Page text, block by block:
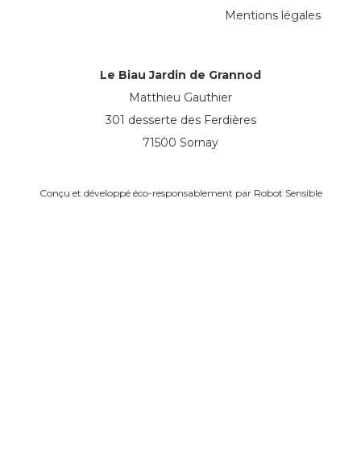
Le Biau Jardin de Grannod
Matthieu Gauthier
301 desserte des Ferdières
71500 Sornay
Mentions légales
Conçu et développé éco-responsablement par Robot Sensible